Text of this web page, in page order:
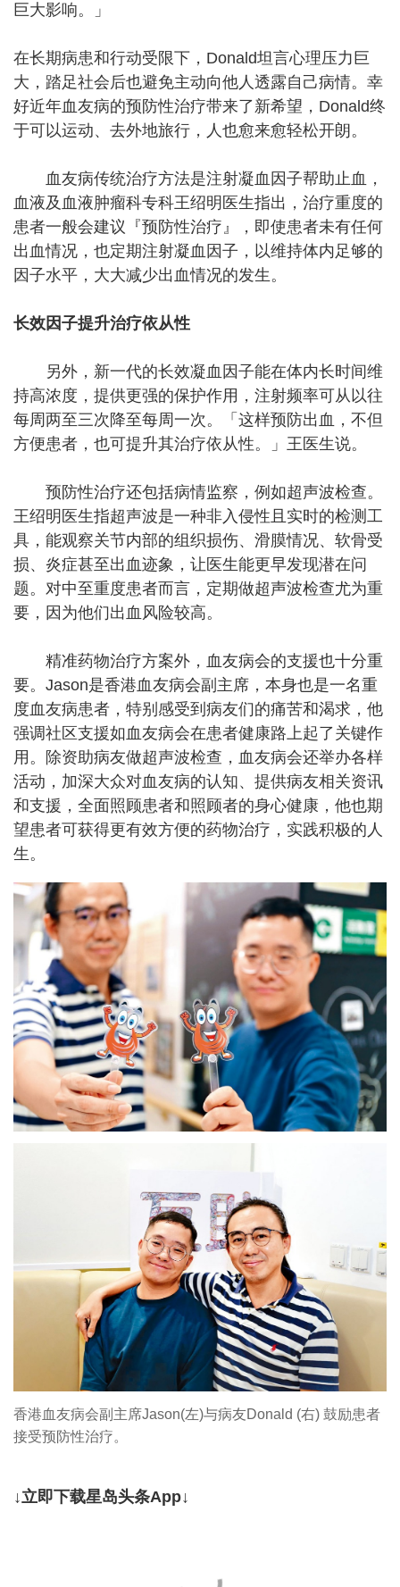
巨大影响。」
在长期病患和行动受限下，Donald坦言心理压力巨
大，踏足社会后也避免主动向他人透露自己病情。幸
好近年血友病的预防性治疗带来了新希望，Donald终
于可以运动、去外地旅行，人也愈来愈轻松开朗。
血友病传统治疗方法是注射凝血因子帮助止血，
血液及血液肿瘤科专科王绍明医生指出，治疗重度的
患者一般会建议『预防性治疗』，即使患者未有任何
出血情况，也定期注射凝血因子，以维持体内足够的
因子水平，大大减少出血情况的发生。
长效因子提升治疗依从性
另外，新一代的长效凝血因子能在体内长时间维
持高浓度，提供更强的保护作用，注射频率可从以往
每周两至三次降至每周一次。「这样预防出血，不但
方便患者，也可提升其治疗依从性。」王医生说。
预防性治疗还包括病情监察，例如超声波检查。
王绍明医生指超声波是一种非入侵性且实时的检测工
具，能观察关节内部的组织损伤、滑膜情况、软骨受
损、炎症甚至出血迹象，让医生能更早发现潜在问
题。对中至重度患者而言，定期做超声波检查尤为重
要，因为他们出血风险较高。
精准药物治疗方案外，血友病会的支援也十分重
要。Jason是香港血友病会副主席，本身也是一名重
度血友病患者，特别感受到病友们的痛苦和渴求，他
强调社区支援如血友病会在患者健康路上起了关键作
用。除资助病友做超声波检查，血友病会还举办各样
活动，加深大众对血友病的认知、提供病友相关资讯
和支援，全面照顾患者和照顾者的身心健康，他也期
望患者可获得更有效方便的药物治疗，实践积极的人
生。
香港血友病会副主席Jason(左)与病友Donald (右) 鼓励患者
接受预防性治疗。
↓立即下载星岛头条App↓